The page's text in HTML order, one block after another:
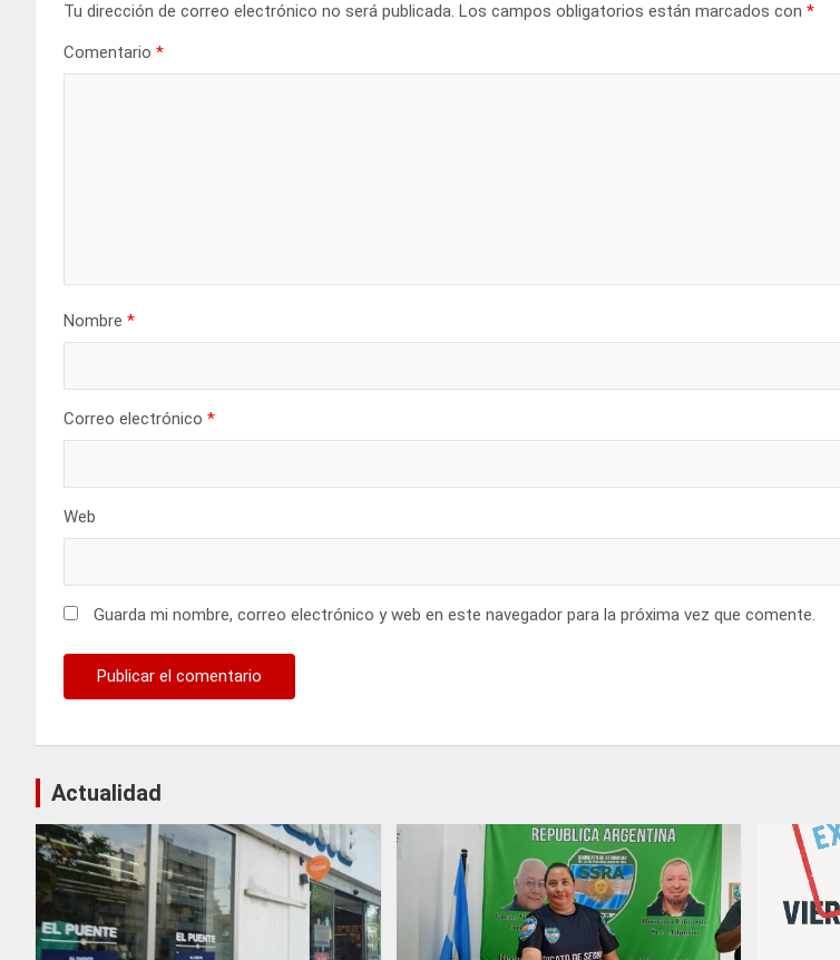
Tu dirección de correo electrónico no será publicada. Los campos obligatorios están marcados con *
Comentario *
Nombre *
Correo electrónico *
Web
Guarda mi nombre, correo electrónico y web en este navegador para la próxima vez que comente.
Actualidad